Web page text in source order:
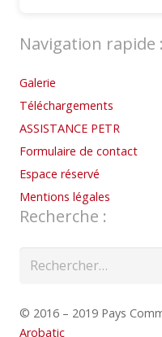
Navigation rapide :
Galerie
Téléchargements
ASSISTANCE PETR
Formulaire de contact
Espace réservé
Mentions légales
Recherche :
© 2016 – 2019 Pays
Arobatic